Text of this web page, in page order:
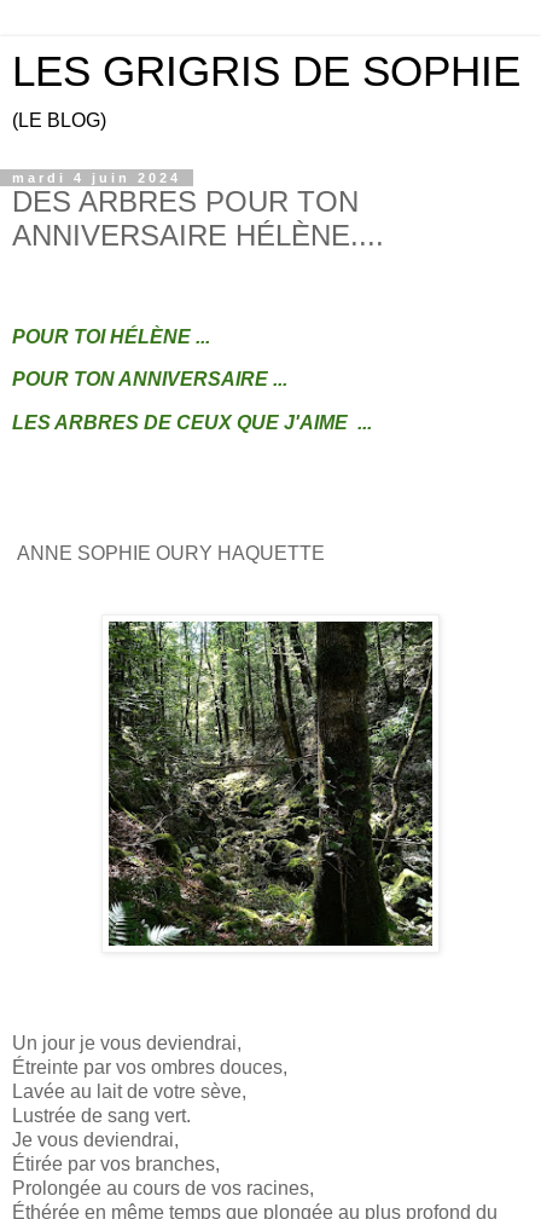
LES GRIGRIS DE SOPHIE
(LE BLOG)
mardi 4 juin 2024
DES ARBRES POUR TON
ANNIVERSAIRE HÉLÈNE....
POUR TOIHÉLÈNE ...
POUR TON ANNIVERSAIRE ...
LES ARBRES DE CEUX QUE J'AIME ...
ANNE SOPHIE OURY HAQUETTE
Un jour je vous deviendrai,
Étreinte par vos ombres douces,
Lavée au lait de votre sève,
Lustrée de sang vert.
Je vous deviendrai,
Étirée par vos branches,
Prolongée au cours de vos racines,
Éthérée en même temps que plongée au plus profond du